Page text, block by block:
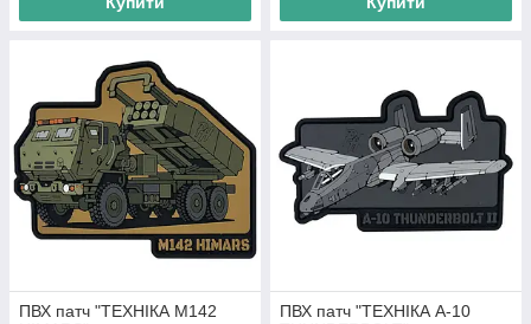
ПВХ патч "ТЕХНІКА M142
ПВХ патч "ТЕХНІКА A-10